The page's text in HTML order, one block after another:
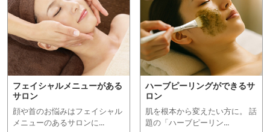
フェイシャルメニューがある
サロン
顔や首のお悩みはフェイシャル
メニューのあるサロンに...
ハーブピーリングができるサ
ロン
肌を根本から変えたい方に。 話
題の「ハーブピーリン...